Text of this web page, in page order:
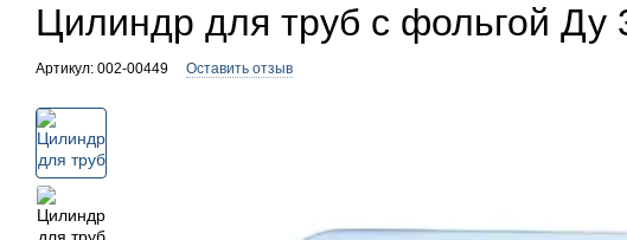
Цилиндр для труб с фольгой
Артикул: 002-00449 Оставить отзыв